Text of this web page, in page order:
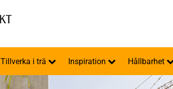
Tillverka i trä Inspiration Hållbarhet